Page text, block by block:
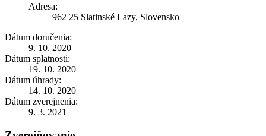
Adresa:
962 25 Slatinské Lazy, Slovensko
Dátum doručenia:
9. 10. 2020
Dátum splatnosti:
19. 10. 2020
Dátum úhrady:
14. 10. 2020
Dátum zverejnenia:
9. 3. 2021